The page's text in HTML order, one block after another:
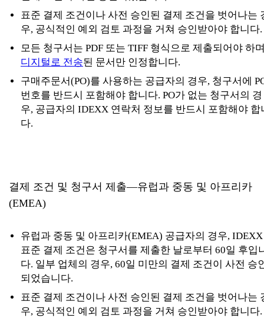
표준 결제 조건이나 사전 승인된 결제 조건을 벗어나는
우, 공식적인 예외 검토 과정을 거쳐 승인받아야 합니다.
모든 청구서는 PDF 또는 TIFF 형식으로 제출되어야 하
디지털로 전송된 문서만 인정합니다.
구매주문서(PO)를 사용하는 공급자의 경우, 청구서에
번호를 반드시 포함해야 합니다. PO가 없는 청구서의 경
우, 공급자의 IDEXX 연락처 정보를 반드시 포함해야 합
다.
결제 조건 및 청구서 제출—유럽과 중동 및 아프리카
(EMEA)
유럽과 중동 및 아프리카(EMEA) 공급자의 경우, IDEXX
표준 결제 조건은 청구서를 제출한 날로부터 60일 후입
다. 일부 업체의 경우, 60일 미만의 결제 조건이 사전 승
되었습니다.
표준 결제 조건이나 사전 승인된 결제 조건을 벗어나는
우, 공식적인 예외 검토 과정을 거쳐 승인받아야 합니다.